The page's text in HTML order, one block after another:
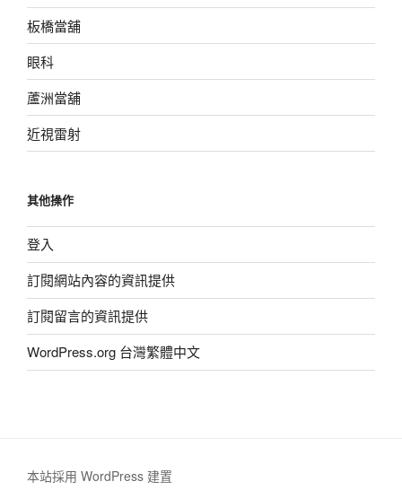
板橋當舖
眼科
蘆洲當舖
近視雷射
其他操作
登入
訂閱網站內容的資訊提供
訂閱留言的資訊提供
WordPress.org 台灣繁體中文
本站採用 WordPress 建置